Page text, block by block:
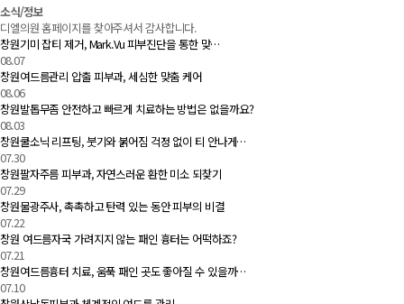
소식/정보 | 창원 피부과 디엘의원
소식/정보
디엘의원 홈페이지를 찾아주셔서 감사합니다.
창원기미 잡티 제거, Mark.Vu 피부진단을 통한 맞…
08.07
창원여드름관리 압출 피부과, 세심한 맞춤 케어
08.06
창원발톱무좀 안전하고 빠르게 치료하는 방법은 없을까요?
08.03
창원쿨소닉 리프팅, 붓기와 붉어짐 걱정 없이 티 안나게…
07.30
창원팔자주름 피부과, 자연스러운 환한 미소 되찾기
07.29
창원물광주사, 촉촉하고 탄력 있는 동안 피부의 비결
07.22
창원 여드름자국 가려지지 않는 패인 흉터는 어떡하죠?
07.21
창원여드름흉터 치료, 움푹 패인 곳도 좋아질 수 있을까…
07.10